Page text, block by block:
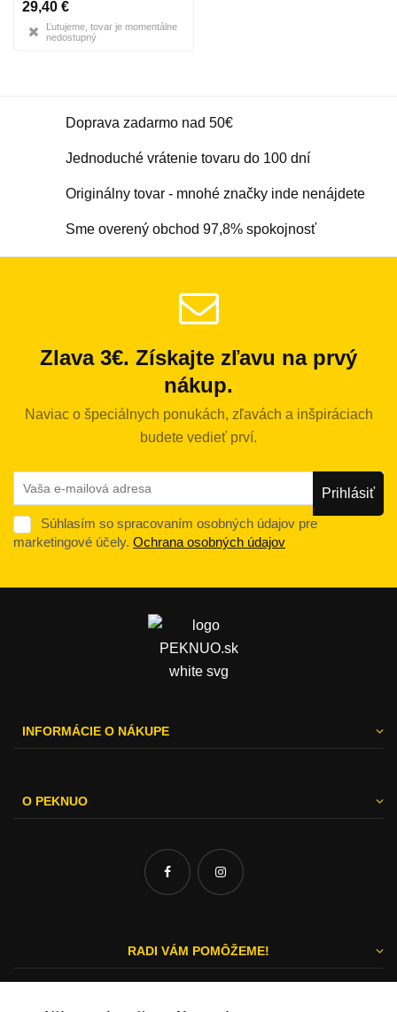
29,40 €
Ľutujeme, tovar je momentálne
nedostupný
Doprava zadarmo nad 50€
Jednoduché vrátenie tovaru do 100 dní
Originálny tovar - mnohé značky inde nenájdete
Sme overený obchod 97,8% spokojnosť
Zlava 3€. Získajte zľavu na prvý
nákup.
Naviac o špeciálnych ponukách, zľavách a inšpiráciach
budete vedieť prví.
Súhlasím so spracovaním osobných údajov pre
marketingové účely. Ochrana osobných údajov
INFORMÁCIE O NÁKUPE
O PEKNUO
RADI VÁM POMÔŽEME!